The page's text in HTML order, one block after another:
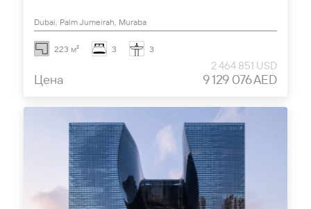
Dubai, Palm Jumeirah, Muraba
223 м² 3 3
Цена
2 464 851 USD
9 129 076 AED